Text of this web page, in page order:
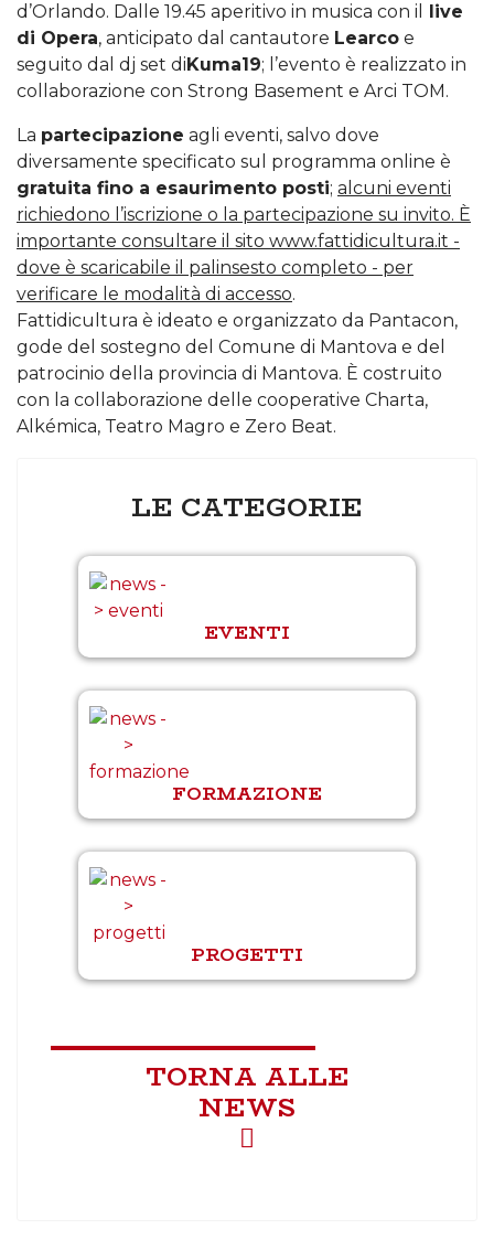
d’Orlando. Dalle 19.45 aperitivo in musica con il
live
di Opera, anticipato dal cantautore Learco e
seguito dal dj set diKuma19; l’evento è realizzato in
collaborazione con Strong Basement e Arci TOM.
La partecipazione agli eventi, salvo dove
diversamente specificato sul programma online è
gratuita fino a esaurimento posti; alcuni eventi
richiedono l’iscrizione o la partecipazione su invito. È
importante consultare il sito www.fattidicultura.it -
dove è scaricabile il palinsesto completo - per
verificare le modalità di accesso.
Fattidicultura è ideato e organizzato da Pantacon,
gode del sostegno del Comune di Mantova e del
patrocinio della provincia di Mantova. È costruito
con la collaborazione delle cooperative Charta,
Alkémica, Teatro Magro e Zero Beat.
LE CATEGORIE
EVENTI
FORMAZIONE
PROGETTI
TORNA ALLE
NEWS